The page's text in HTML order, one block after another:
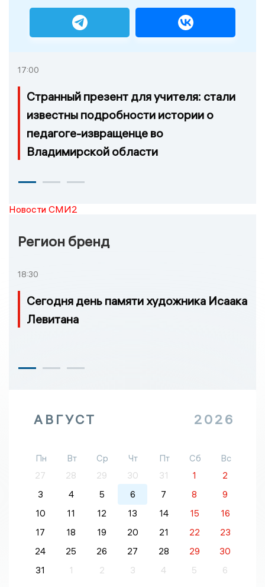
17:00
Странный презент для учителя: стали
известны подробности истории о
педагоге-извращенце во
Владимирской области
Новости СМИ2
Регион бренд
18:30
Сегодня день памяти художника Исаака
Левитана
АВГУСТ 2026
Пн Вт Ср Чт Пт Сб
Вс
27
28 29 30 31 1
2
3
4 5 6 7 8
9
10
11 12 13 14 15
16
17
18 19 20 21 22
23
24
25 26 27 28 29
30
31
1 2 3 4 5 6